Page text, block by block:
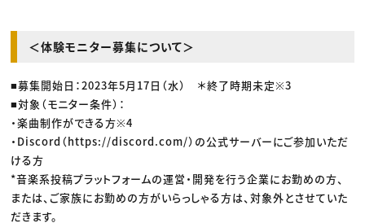
＜体験モニター募集について＞
■募集開始日：2023年5月17日（水） ＊終了時期未定※3
■対象（モニター条件）：
・楽曲制作ができる方※4
・Discord（https://discord.com/）の公式サーバーにご参加いただ
ける方
*音楽系投稿プラットフォームの運営・開発を行う企業にお勤めの方、
または、ご家族にお勤めの方がいらっしゃる方は、対象外とさせていた
だきます。